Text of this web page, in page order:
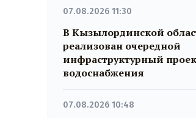
07.08.2026 11:30
В Кызылординской
реализован очередной
инфраструктурный
водоснабжения
07.08.2026 10:48